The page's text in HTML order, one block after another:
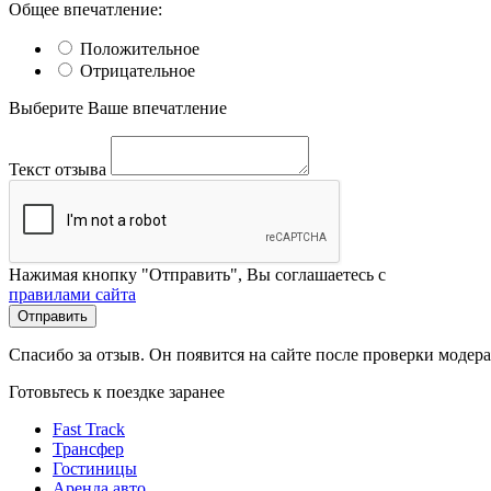
Общее впечатление:
Положительное
Отрицательное
Выберите Ваше впечатление
Текст отзыва
Нажимая кнопку "Отправить", Вы соглашаетесь с
правилами сайта
Отправить
Спасибо за отзыв. Он появится на сайте после проверки
Готовьтесь к поездке заранее
Fast Track
Трансфер
Гостиницы